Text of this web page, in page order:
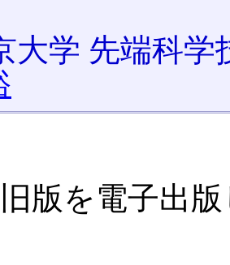
学 先端科
版を電子出